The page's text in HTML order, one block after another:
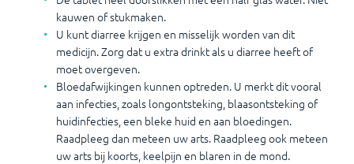
kauwen of stukmaken.
U kunt diarree krijgen en misselijk worden van dit
medicijn. Zorg dat u extra drinkt als u diarree heeft of
moet overgeven.
Bloedafwijkingen kunnen optreden. U merkt dit vooral
aan infecties, zoals longontsteking, blaasontsteking of
huidinfecties, een bleke huid en aan bloedingen.
Raadpleeg dan meteen uw arts. Raadpleeg ook meteen
uw arts bij koorts, keelpijn en blaren in de mond.